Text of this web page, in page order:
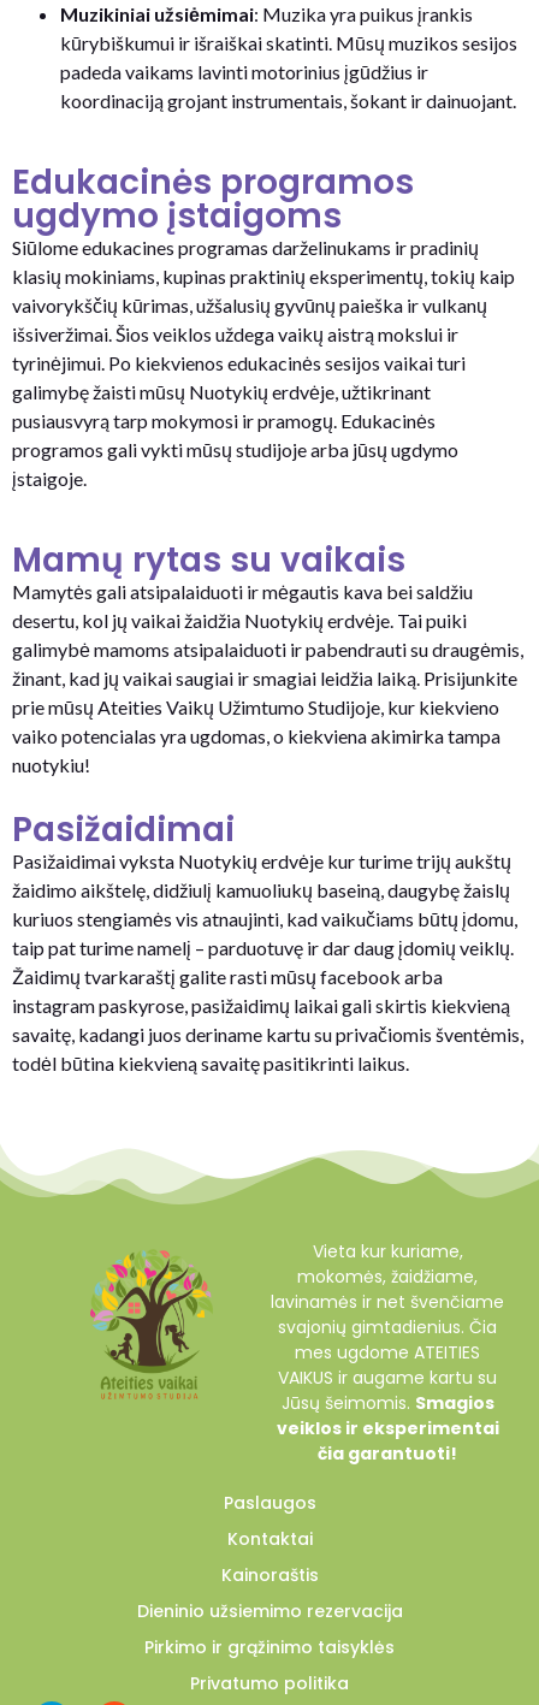
Muzikiniai užsiėmimai: Muzika yra puikus įrankis
kūrybiškumui ir išraiškai skatinti. Mūsų muzikos sesijos
padeda vaikams lavinti motorinius įgūdžius ir
koordinaciją grojant instrumentais, šokant ir dainuojant.
Edukacinės programos
ugdymo įstaigoms
Siūlome edukacines programas darželinukams ir pradinių
klasių mokiniams, kupinas praktinių eksperimentų, tokių kaip
vaivorykščių kūrimas, užšalusių gyvūnų paieška ir vulkanų
išsiveržimai. Šios veiklos uždega vaikų aistrą mokslui ir
tyrinėjimui. Po kiekvienos edukacinės sesijos vaikai turi
galimybę žaisti mūsų Nuotykių erdvėje, užtikrinant
pusiausvyrą tarp mokymosi ir pramogų. Edukacinės
programos gali vykti mūsų studijoje arba jūsų ugdymo
įstaigoje.
Mamų rytas su vaikais
Mamytės gali atsipalaiduoti ir mėgautis kava bei saldžiu
desertu, kol jų vaikai žaidžia Nuotykių erdvėje. Tai puiki
galimybė mamoms atsipalaiduoti ir pabendrauti su draugėmis,
žinant, kad jų vaikai saugiai ir smagiai leidžia laiką. Prisijunkite
prie mūsų Ateities Vaikų Užimtumo Studijoje, kur kiekvieno
vaiko potencialas yra ugdomas, o kiekviena akimirka tampa
nuotykiu!
Pasižaidimai
Pasižaidimai vyksta Nuotykių erdvėje kur turime trijų aukštų
žaidimo aikštelę, didžiulį kamuoliukų baseiną, daugybę žaislų
kuriuos stengiamės vis atnaujinti, kad vaikučiams būtų įdomu,
taip pat turime namelį – parduotuvę ir dar daug įdomių veiklų.
Žaidimų tvarkaraštį galite rasti mūsų facebook arba
instagram paskyrose, pasižaidimų laikai gali skirtis kiekvieną
savaitę, kadangi juos deriname kartu su privačiomis šventėmis,
todėl būtina kiekvieną savaitę pasitikrinti laikus.
Vieta kur kuriame,
mokomės, žaidžiame,
lavinamės ir net švenčiame
svajonių gimtadienius. Čia
mes ugdome ATEITIES
VAIKUS ir augame kartu su
Jūsų šeimomis. Smagios
veiklos ir eksperimentai
čia garantuoti!
Paslaugos
Kontaktai
Kainoraštis
Dieninio užsiemimo rezervacija
Pirkimo ir grąžinimo taisyklės
Privatumo politika